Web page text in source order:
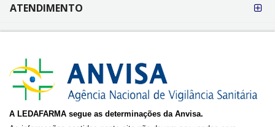
ATENDIMENTO
A LEDAFARMA segue as determinações da Anvisa.